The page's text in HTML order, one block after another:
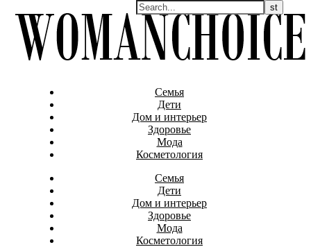
Семья
Дети
Дом и интерьер
Здоровье
Мода
Косметология
Семья
Дети
Дом и интерьер
Здоровье
Мода
Косметология